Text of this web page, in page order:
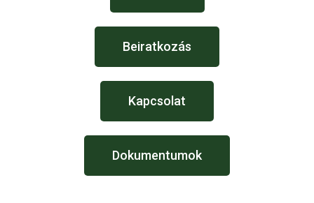
Beiratkozás
Kapcsolat
Dokumentumok